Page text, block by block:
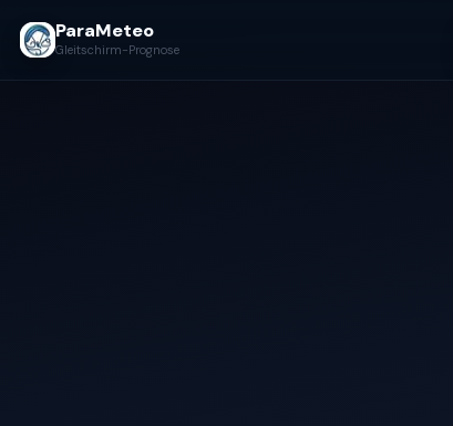
ParaMeteo
Gleitschirm-Prognose